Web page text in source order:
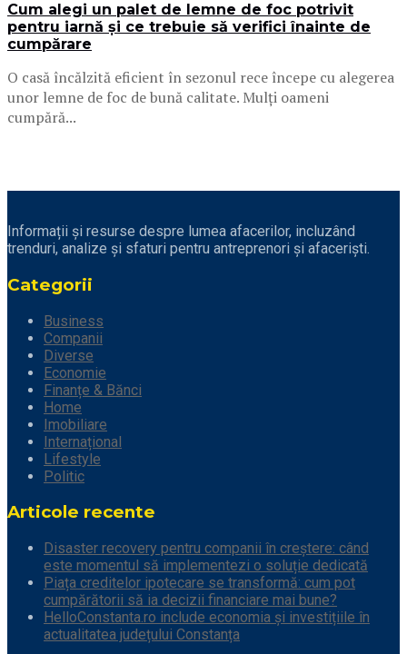
Cum alegi un palet de lemne de foc potrivit
pentru iarnă și ce trebuie să verifici înainte de
cumpărare
O casă încălzită eficient în sezonul rece începe cu alegerea
unor lemne de foc de bună calitate. Mulți oameni
cumpără...
Informații și resurse despre lumea afacerilor, incluzând
trenduri, analize și sfaturi pentru antreprenori și afaceriști.
Categorii
Business
Companii
Diverse
Economie
Finanțe & Bănci
Home
Imobiliare
Internațional
Lifestyle
Politic
Articole recente
Disaster recovery pentru companii în creștere: când
este momentul să implementezi o soluție dedicată
Piața creditelor ipotecare se transformă: cum pot
cumpărătorii să ia decizii financiare mai bune?
HelloConstanta.ro include economia și investițiile în
actualitatea județului Constanța